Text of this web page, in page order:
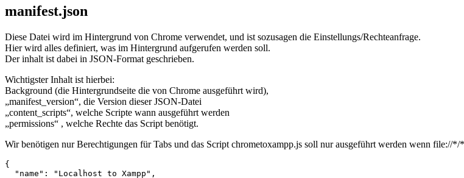
manifest.json
Diese Datei wird im Hintergrund von Chrome verwendet, und ist sozusagen die Einstellungs/Rechteanfrage.
Hier wird alles definiert, was im Hintergrund aufgerufen werden soll.
Der inhalt ist dabei in JSON-Format geschrieben.
Wichtigster Inhalt ist hierbei:
Background (die Hintergrundseite die von Chrome ausgeführt wird),
„manifest_version“, die Version dieser JSON-Datei
„content_scripts“, welche Scripte wann ausgeführt werden
„permissions“ , welche Rechte das Script benötigt.
Wir benötigen nur Berechtigungen für Tabs und das Script chrometoxampp.js soll nur ausgeführt werden wenn file://
{
  "name": "Localhost to Xampp",